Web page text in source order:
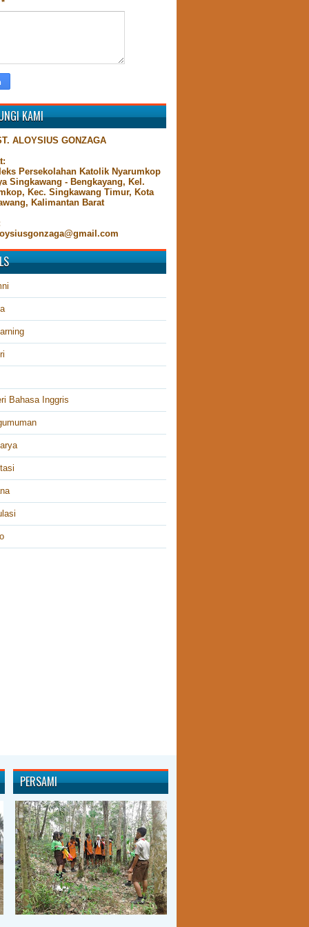
*
KAMI
ALOYSIUS GONZAGA
Persekolahan Katolik Nyarumkop
Singkawang - Bengkayang, Kel.
Kec. Singkawang Timur, Kota
Kalimantan Barat
Bahasa Inggris
PERSAMI